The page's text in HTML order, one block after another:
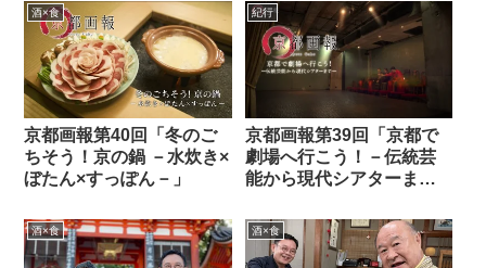
酒×食
京都画報第40回「冬のご
ちそう！京の鍋 －水炊き×
ぼたん×すっぽん－」
紀行
京都画報第39回「京都で
劇場へ行こう！－伝統芸
能から現代シアターまで
酒×食 酒×食